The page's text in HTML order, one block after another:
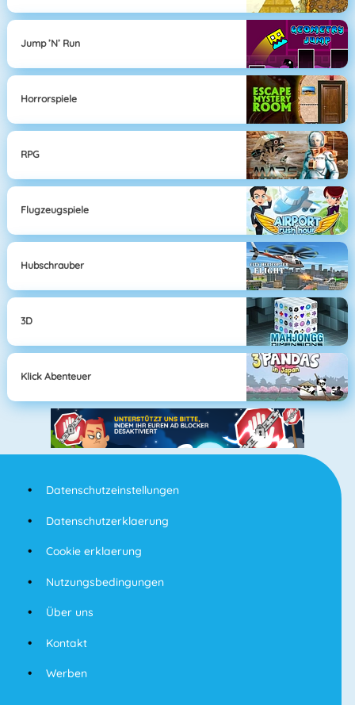
Jump ’n’ Run
Horrorspiele
RPG
Flugzeugspiele
Hubschrauber
3D
Klick Abenteuer
Datenschutzeinstellungen
Datenschutzerklaerung
Cookie erklaerung
Nutzungsbedingungen
Über uns
Kontakt
Werben